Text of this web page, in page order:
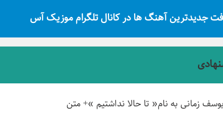
جدیدترین آهنگ ها در کانال تلگرام موزیک آس
زمانی به نام« تا حالا نداشتیم »+ متن